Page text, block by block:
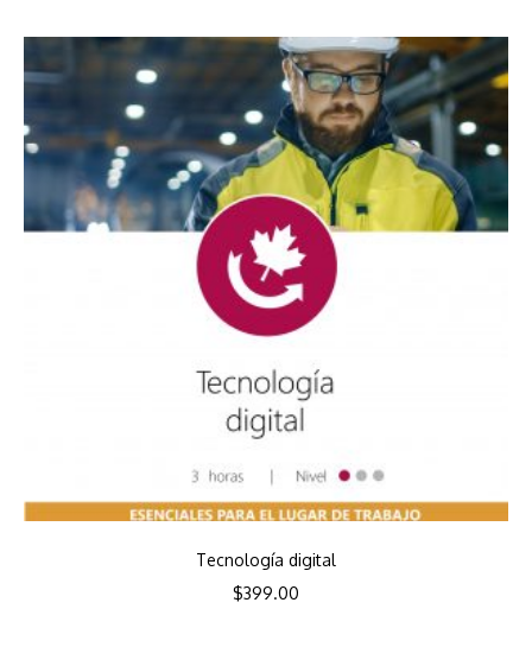
Tecnología digital
$399.00